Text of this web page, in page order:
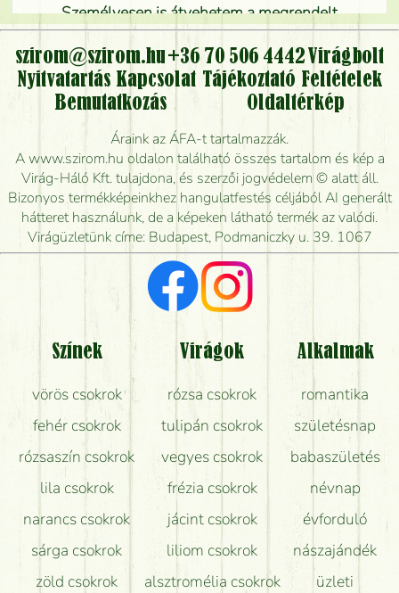
Személyesen is átvehetem a megrendelt
virágcsokrot, vagy csak virágküldéssel, kiszállítással
kérhető?
Vidékre is lehet rendelni?
Meddig rendelhetek virágküldést úgy, hogy még ma
kiszállítsák?
Mennyire gyorsan tudják elkészíteni a csokrot, és
mikor tudják leghamarabb kiszállítani?
Vörös rózsát keresek, van önöknél?
Milyen visszajelzést kapok a virágküldésről?
Tényleg azt kapom, ami a képen van?
Mit kell tudni a virágcsokrok szállításáról?
Hogy marad a lehető legtovább friss a csokor?
Tudok adventi koszorút vásárolni boltban?
szirom@szirom.hu +36 70 506 4442 Virágbolt
Nyitvatartás Kapcsolat Tájékoztató Feltételek
Bemutatkozás
Oldaltérkép
Áraink az ÁFA-t tartalmazzák.
A www.szirom.hu oldalon található összes tartalom és kép a
Virág-Háló Kft. tulajdona, és szerzői jogvédelem © alatt áll.
Bizonyos termékképeinkhez hangulatfestés céljából AI generált
hátteret használunk, de a képeken látható termék az valódi.
Virágüzletünk címe: Budapest, Podmaniczky u. 39. 1067
Színek
vörös csokrok
fehér csokrok
rózsaszín csokrok
lila csokrok
narancs csokrok
sárga csokrok
zöld csokrok
Virágok
rózsa csokrok
tulipán csokrok
vegyes csokrok
frézia csokrok
jácint csokrok
liliom csokrok
alsztromélia csokrok
Alkalmak
romantika
születésnap
babaszületés
névnap
évforduló
nászajándék
üzleti